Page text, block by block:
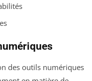
des outils numériques